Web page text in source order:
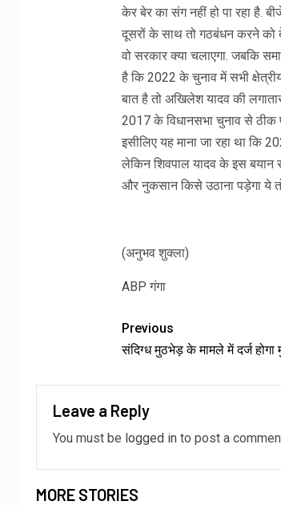
केर बेर का संग नहीं हो पा रहा है.
दूसरों के साथ तो गठबंधन करने को
वो सरकार क्या चलाएगा. जबकि
है कि 2022 के चुनाव में सभी
बात है तो अखिलेश यादव की
2017 के विधानसभा चुनाव से ठीक
इसीलिए यह माना जा रहा था
लेकिन शिवपाल यादव के इस बयान
और नुकसान किसे उठाना पड़ेगा ये
(अनुभव शुक्ला)
ABP गंगा
Previous
संदिग्ध मुठभेड़ के मामले में दर्ज
Leave a Reply
You must be logged in to post a
MORE STORIES